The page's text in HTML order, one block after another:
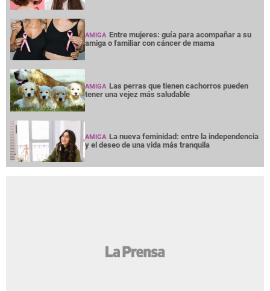
AMIGA Entre mujeres: guía para acompañar a su
amiga o familiar con cáncer de mama
AMIGA Las perras que tienen cachorros pueden
tener una vejez más saludable
AMIGA La nueva feminidad: entre la independencia
y el deseo de una vida más tranquila